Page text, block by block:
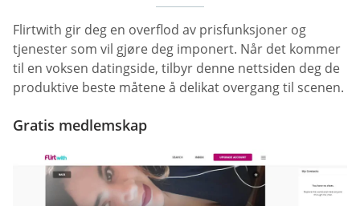
Flirtwith gir deg en overflod av prisfunksjoner og
tjenester som vil gjøre deg imponert. Når det kommer
til en voksen datingside, tilbyr denne nettsiden deg de
produktive beste måtene å delikat overgang til scenen.
Gratis medlemskap